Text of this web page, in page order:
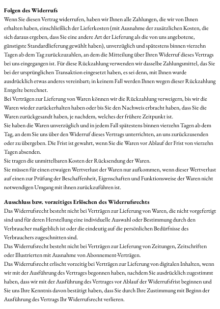
Folgen des Widerrufs
Wenn Sie diesen Vertrag widerrufen, haben wir Ihnen alle Zahlungen, die wir von Ihnen
erhalten haben, einschließlich der Lieferkosten (mit Ausnahme der zusätzlichen Kosten, die
sich daraus ergeben, dass Sie eine andere Art der Lieferung als die von uns angebotene,
günstigste Standardlieferung gewählt haben), unverzüglich und spätestens binnen vierzehn
Tagen ab dem Tag zurückzuzahlen, an dem die Mitteilung über Ihren Widerruf dieses Vertrags
bei uns eingegangen ist. Für diese Rückzahlung verwenden wir dasselbe Zahlungsmittel, das Sie
bei der ursprünglichen Transaktion eingesetzt haben, es sei denn, mit Ihnen wurde
ausdrücklich etwas anderes vereinbart; in keinem Fall werden Ihnen wegen dieser Rückzahlung
Entgelte berechnet.
Bei Verträgen zur Lieferung von Waren können wir die Rückzahlung verweigern, bis wir die
Waren wieder zurückerhalten haben oder bis Sie den Nachweis erbracht haben, dass Sie die
Waren zurückgesandt haben, je nachdem, welches der frühere Zeitpunkt ist.
Sie haben die Waren unverzüglich und in jedem Fall spätestens binnen vierzehn Tagen ab dem
Tag, an dem Sie uns über den Widerruf dieses Vertrags unterrichten, an uns zurückzusenden
oder zu übergeben. Die Frist ist gewahrt, wenn Sie die Waren vor Ablauf der Frist von vierzehn
Tagen absenden.
Sie tragen die unmittelbaren Kosten der Rücksendung der Waren.
Sie müssen für einen etwaigen Wertverlust der Waren nur aufkommen, wenn dieser Wertverlust
auf einen zur Prüfung der Beschaffenheit, Eigenschaften und Funktionsweise der Waren nicht
notwendigen Umgang mit ihnen zurückzuführen ist.
Ausschluss bzw. vorzeitiges Erlöschen des Widerrufsrechts
Das Widerrufsrecht besteht nicht bei Verträgen zur Lieferung von Waren, die nicht vorgefertigt
sind und für deren Herstellung eine individuelle Auswahl oder Bestimmung durch den
Verbraucher maßgeblich ist oder die eindeutig auf die persönlichen Bedürfnisse des
Verbrauchers zugeschnitten sind.
Das Widerrufsrecht besteht nicht bei Verträgen zur Lieferung von Zeitungen, Zeitschriften
oder Illustrierten mit Ausnahme von Abonnement-Verträgen.
Das Widerrufsrecht erlischt vorzeitig bei Verträgen zur Lieferung von digitalen Inhalten, wenn
wir mit der Ausführung des Vertrages begonnen haben, nachdem Sie ausdrücklich zugestimmt
haben, dass wir mit der Ausführung des Vertrages vor Ablauf der Widerrufsfrist beginnen und
Sie uns Ihre Kenntnis davon bestätigt haben, dass Sie durch Ihre Zustimmung mit Beginn der
Ausführung des Vertrags Ihr Widerrufsrecht verlieren.